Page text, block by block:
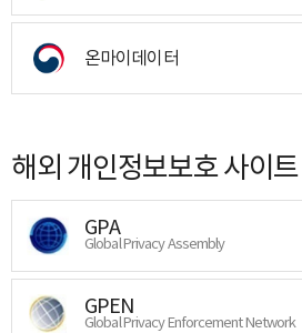
온마이데이터
해외 개인정보보호 사이트
GPA
Global Privacy Assembly
GPEN
Global Privacy Enforcement Network